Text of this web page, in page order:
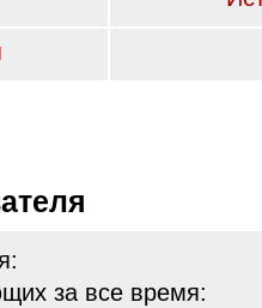
за все время: